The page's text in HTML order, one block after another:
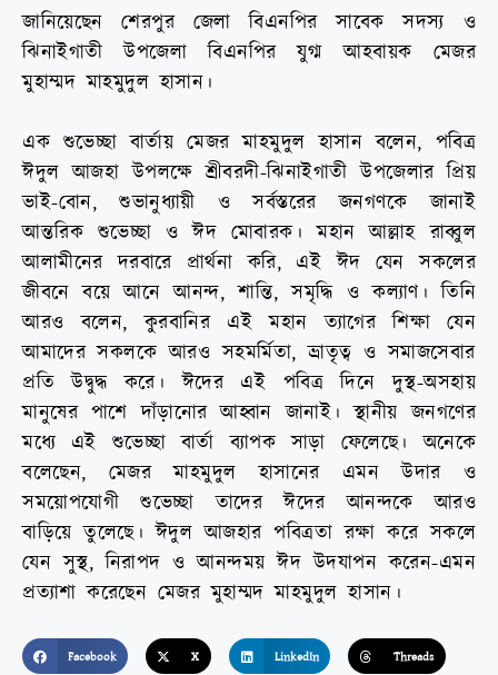
জানিয়েছেন শেরপুর জেলা বিএনপির সাবেক সদস্য ও
ঝিনাইগাতী উপজেলা বিএনপির যুগ্ম আহবায়ক মেজর
মুহাম্মদ মাহমুদুল হাসান।
এক শুভেচ্ছা বার্তায় মেজর মাহমুদুল হাসান বলেন, পবিত্র
ঈদুল আজহা উপলক্ষে শ্রীবরদী-ঝিনাইগাতী উপজেলার প্রিয়
ভাই-বোন, শুভানুধ্যায়ী ও সর্বস্তরের জনগণকে জানাই
আন্তরিক শুভেচ্ছা ও ঈদ মোবারক। মহান আল্লাহ রাব্বুল
আলামীনের দরবারে প্রার্থনা করি, এই ঈদ যেন সকলের
জীবনে বয়ে আনে আনন্দ, শান্তি, সমৃদ্ধি ও কল্যাণ। তিনি
আরও বলেন, কুরবানির এই মহান ত্যাগের শিক্ষা যেন
আমাদের সকলকে আরও সহমর্মিতা, ভ্রাতৃত্ব ও সমাজসেবার
প্রতি উদ্বুদ্ধ করে। ঈদের এই পবিত্র দিনে দুস্থ-অসহায়
মানুষের পাশে দাঁড়ানোর আহ্বান জানাই। স্থানীয় জনগণের
মধ্যে এই শুভেচ্ছা বার্তা ব্যাপক সাড়া ফেলেছে। অনেকে
বলেছেন, মেজর মাহমুদুল হাসানের এমন উদার ও
সময়োপযোগী শুভেচ্ছা তাদের ঈদের আনন্দকে আরও
বাড়িয়ে তুলেছে। ঈদুল আজহার পবিত্রতা রক্ষা করে সকলে
যেন সুস্থ, নিরাপদ ও আনন্দময় ঈদ উদযাপন করেন-এমন
প্রত্যাশা করেছেন মেজর মুহাম্মদ মাহমুদুল হাসান।
Facebook X LinkedIn Threads